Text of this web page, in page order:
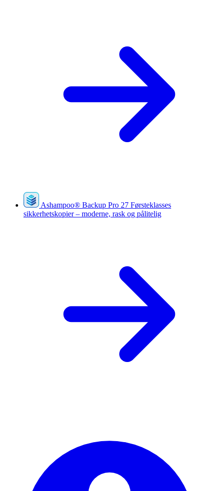
Ashampoo® Backup Pro 27 Førsteklasses
sikkerhetskopier – moderne, rask og pålitelig